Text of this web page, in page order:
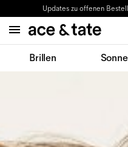
Updates zu offenen
Brillen